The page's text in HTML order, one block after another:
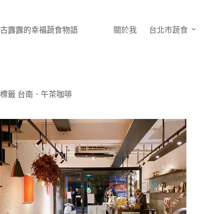
主
古露露的幸福蔬食物語 關於我 台北市蔬食
標籤 台南．午茶咖啡